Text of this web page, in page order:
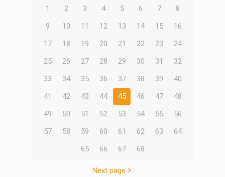
1 2 3 4 5 6 7
8
9
10 11 12 13 14 15
16
17
18 19 20 21 22 23
24
25
26 27 28 29 30 31
32
33
34 35 36 37 38 39
40
41
42 43 44 45 46 47
48
49
50 51 52 53 54 55
56
57
58 59 60 61 62 63
64
65
66 67 68
Next page